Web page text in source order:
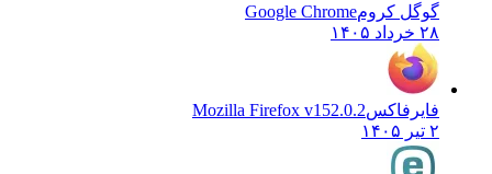
گوگل کرومGoogle Chrome
۲۸ خرداد ۱۴۰۵
فایرفاکسMozilla Firefox v152.0.2
۲ تیر ۱۴۰۵